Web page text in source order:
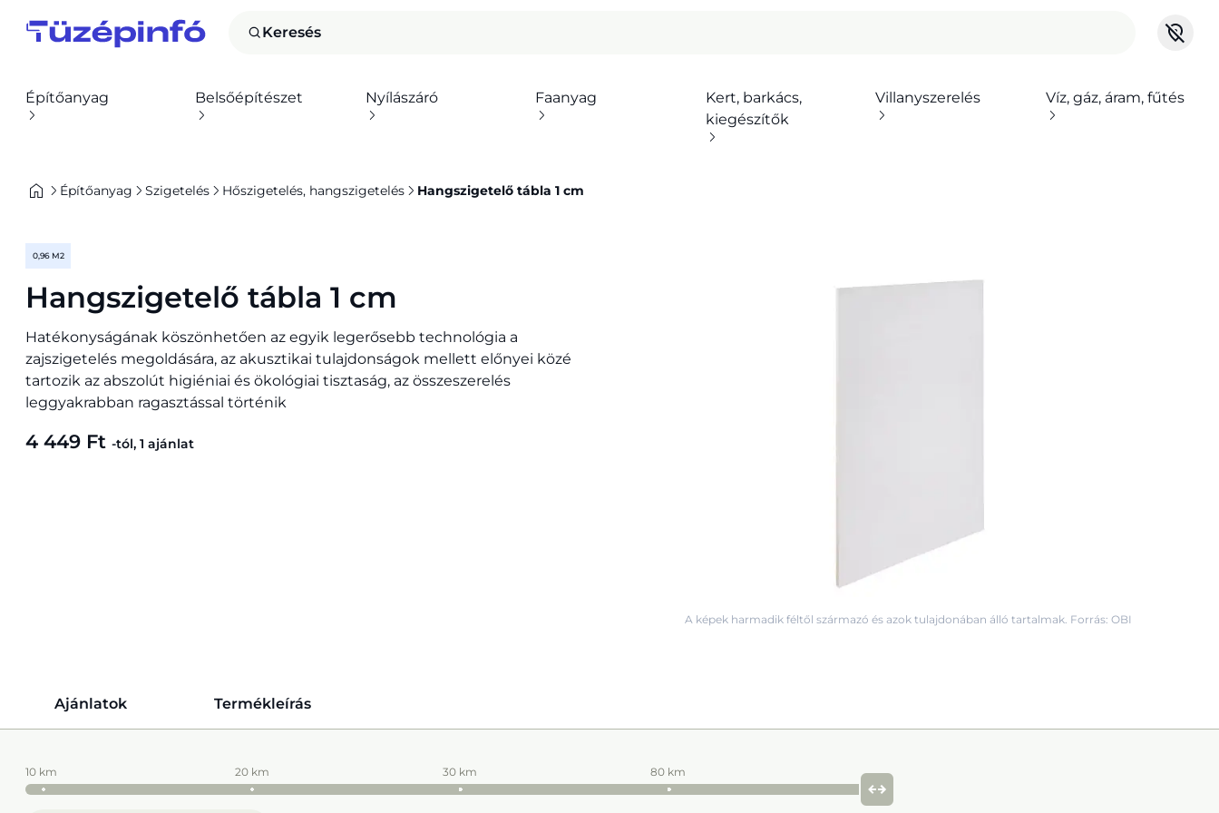
Keresés
Építőanyag Belsőépítészet Nyílászáró Faanyag
Kert, barkács,
kiegészítők
Villanyszerelés Víz, gáz, áram, fűtés
Építőanyag Szigetelés Hőszigetelés, hangszigetelés Hangszigetelő tábla 1 cm
0,96 M2
Hangszigetelő tábla 1 cm
Hatékonyságának köszönhetően az egyik legerősebb technológia a
zajszigetelés megoldására, az akusztikai tulajdonságok mellett előnyei közé
tartozik az abszolút higiéniai és ökológiai tisztaság, az összeszerelés
leggyakrabban ragasztással történik
4 449 Ft -tól, 1 ajánlat
A képek harmadik féltől származó és azok tulajdonában álló tartalmak. Forrás: OBI
Ajánlatok Termékleírás
10 km 20 km 30 km 80 km